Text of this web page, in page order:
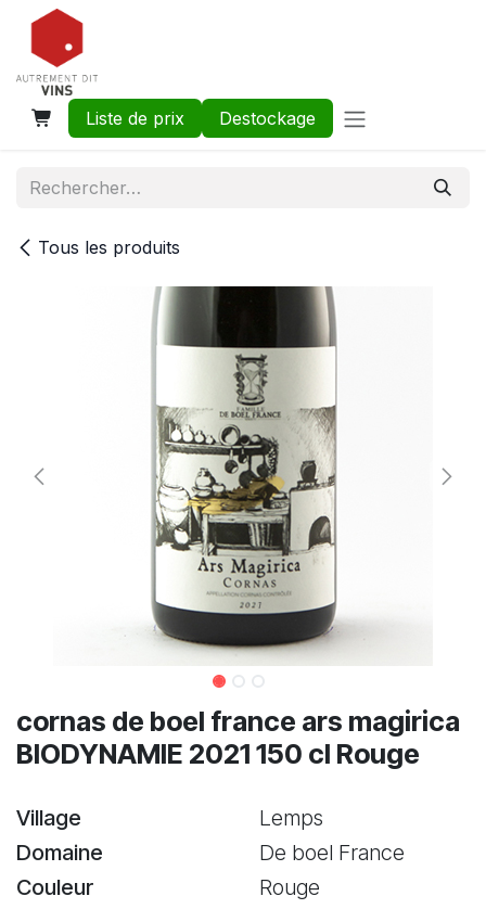
Se rendre au contenu
Liste de prix Destockage
Tous les produits
cornas de boel france ars magirica
BIODYNAMIE 2021 150 cl Rouge
Village
Lemps
Domaine
De boel France
Couleur
Rouge